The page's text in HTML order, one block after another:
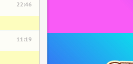
22:46
11:19